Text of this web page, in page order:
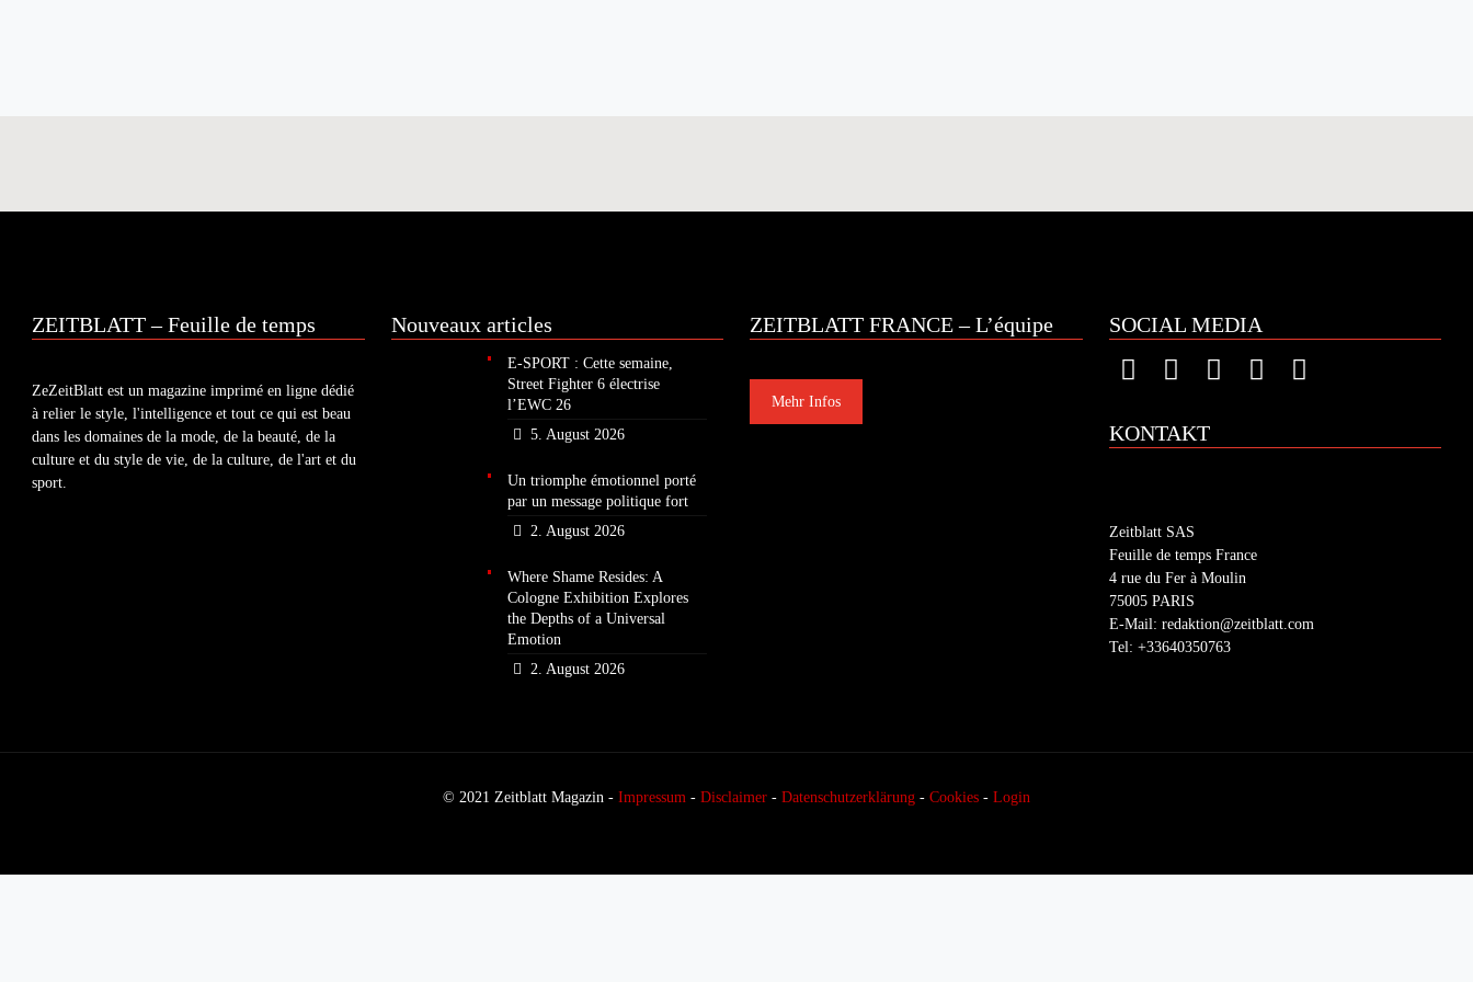
ZEITBLATT – Feuille de temps
ZeZeitBlatt est un magazine imprimé en ligne dédié
à relier le style, l'intelligence et tout ce qui est beau
dans les domaines de la mode, de la beauté, de la
culture et du style de vie, de la culture, de l'art et du
sport.
Nouveaux articles
E-SPORT : Cette semaine,
Street Fighter 6 électrise
l’EWC 26
5. August 2026
Un triomphe émotionnel porté
par un message politique fort
2. August 2026
Where Shame Resides: A
Cologne Exhibition Explores
the Depths of a Universal
Emotion
2. August 2026
ZEITBLATT FRANCE – L’équipe
Mehr Infos
SOCIAL MEDIA
KONTAKT
Zeitblatt SAS
Feuille de temps France
4 rue du Fer à Moulin
75005 PARIS
E-Mail: redaktion@zeitblatt.com
Tel: +33640350763
© 2021 Zeitblatt Magazin - Impressum - Disclaimer - Datenschutzerklärung - Cookies - Login